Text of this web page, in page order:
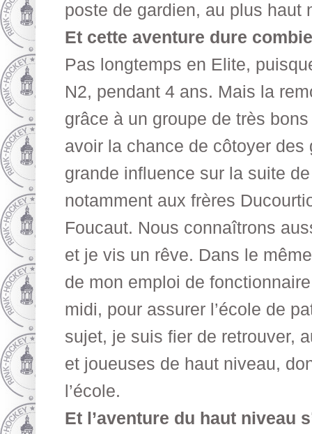
poste de gardien, au plus haut
Et cette aventure dure
Pas longtemps en Elite,
N2, pendant 4 ans. Mais la
grâce à un groupe de très
avoir la chance de côtoyer des
grande influence sur la suite
notamment aux frères
Foucaut. Nous connaîtrons
et je vis un rêve. Dans le
de mon emploi de
midi, pour assurer l’école de
sujet, je suis fier de retrouver,
et joueuses de haut niveau,
l’école.
Et l’aventure du haut niveau